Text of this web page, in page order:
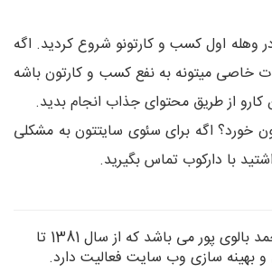
وهله اول کسب و کارتونو شروع کردید. اگه
خاصی میتونه به نفع کسب و کارتون باشه
کارو از طریق محتوای جذاب انجام بدید.
خورد؟ اگه برای سئوی سایتتون به مشکلی
با دارکوب تماس بگیرید.
بالوی پور
می باشد که از سال 1381 تا
و بهینه سازی وب سایت فعالیت دارد.